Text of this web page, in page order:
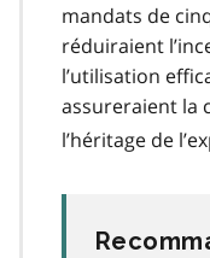
mandats de
réduiraient
l’utilisation
assureraient la
l’héritage de